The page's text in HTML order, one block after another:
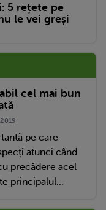
5 rețete pe
le vei greși
cel mai bun
pe care
atunci când
precădere acel
principalul...